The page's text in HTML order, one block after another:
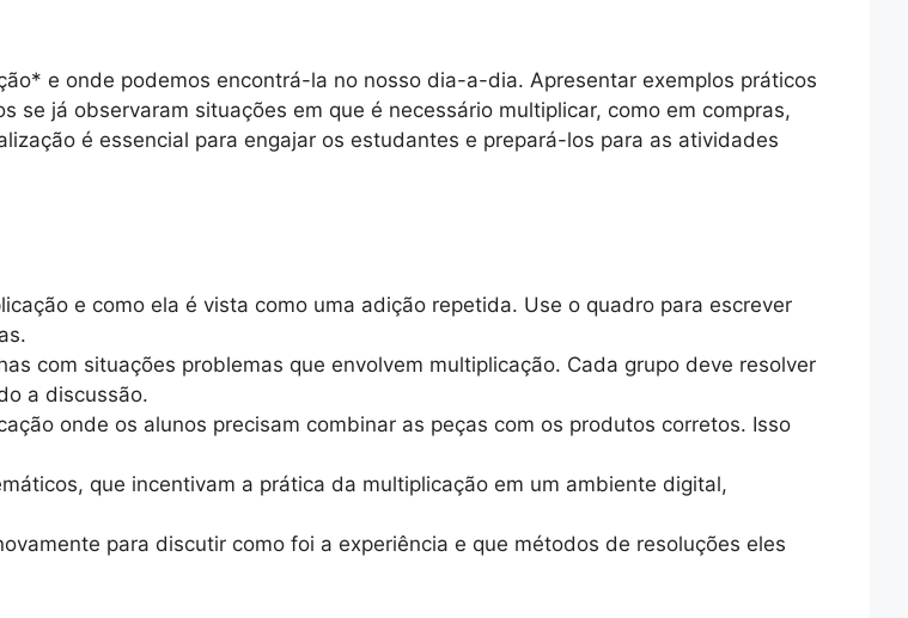
e onde podemos encontrá-la no nosso dia-a-dia. Apresentar exemplos práticos
se já observaram situações em que é necessário multiplicar, como em compras,
é essencial para engajar os estudantes e prepará-los para as atividades
e como ela é vista como uma adição repetida. Use o quadro para escrever
com situações problemas que envolvem multiplicação. Cada grupo deve resolver
a discussão.
onde os alunos precisam combinar as peças com os produtos corretos. Isso
que incentivam a prática da multiplicação em um ambiente digital,
para discutir como foi a experiência e que métodos de resoluções eles